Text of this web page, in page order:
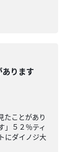
あります
たことがあり
」５２％ティ
にダイノジ大